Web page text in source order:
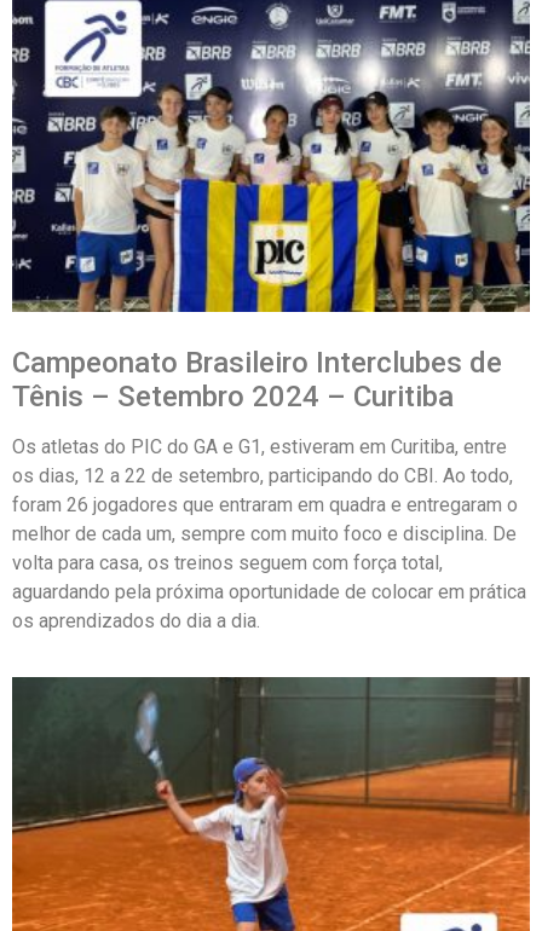
Campeonato Brasileiro Interclubes de
Tênis – Setembro 2024 – Curitiba
Os atletas do PIC do GA e G1, estiveram em Curitiba, entre
os dias, 12 a 22 de setembro, participando do CBI. Ao todo,
foram 26 jogadores que entraram em quadra e entregaram o
melhor de cada um, sempre com muito foco e disciplina. De
volta para casa, os treinos seguem com força total,
aguardando pela próxima oportunidade de colocar em prática
os aprendizados do dia a dia.